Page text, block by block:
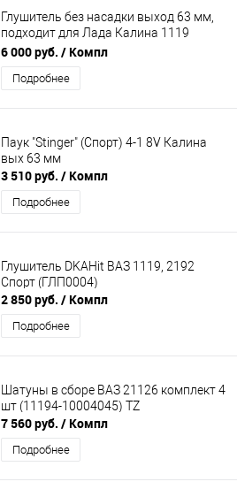
Глушитель без насадки выход 63 мм,
подходит для Лада Калина 1119
Хэтчбек Stinger
6 000 руб. / Компл
Подробнее
Паук "Stinger" (Спорт) 4-1 8V Калина
вых 63 мм
3 510 руб. / Компл
Подробнее
Глушитель DKAHit ВАЗ 1119, 2192
Спорт (ГЛП0004)
2 850 руб. / Компл
Подробнее
Шатуны в сборе ВАЗ 21126 комплект 4
шт (11194-10004045) TZ
7 560 руб. / Компл
Подробнее